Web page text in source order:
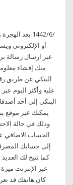
أو الإلكتروني
عبر ارسال رسالة
منك إفشاء
البنكي عن طريق
عليه وأكثر اليوم
البنكي إلى أحد
يمكنك عبر موقع
وذلك في حالة
الحساب الاضافي
إلى حسابك
كما تتيح لك
عبر الإنترنت
كان هاتفك قد